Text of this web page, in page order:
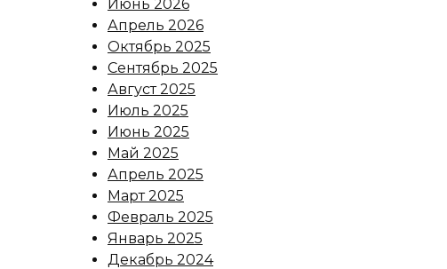
Июнь 2026
Апрель 2026
Октябрь 2025
Сентябрь 2025
Август 2025
Июль 2025
Июнь 2025
Май 2025
Апрель 2025
Март 2025
Февраль 2025
Январь 2025
Декабрь 2024